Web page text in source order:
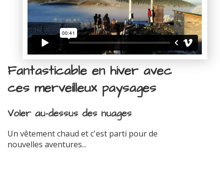
Fantasticable en hiver avec
ces merveilleux paysages
Voler au-dessus des nuages
Un vêtement chaud et c'est parti pour de
nouvelles aventures...